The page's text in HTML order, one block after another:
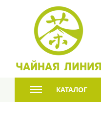
КАТАЛОГ